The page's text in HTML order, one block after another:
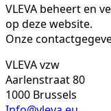
VLEVA beheert en
op deze website.
Onze
VLEVA vzw
Aarlenstraat 80
1000 Brussels